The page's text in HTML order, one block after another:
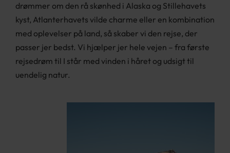
drømmer om den rå skønhed i Alaska og Stillehavets
kyst, Atlanterhavets vilde charme eller en kombination
med oplevelser på land, så skaber vi den rejse, der
passer jer bedst. Vi hjælper jer hele vejen – fra første
rejsedrøm til I står med vinden i håret og udsigt til
uendelig natur.